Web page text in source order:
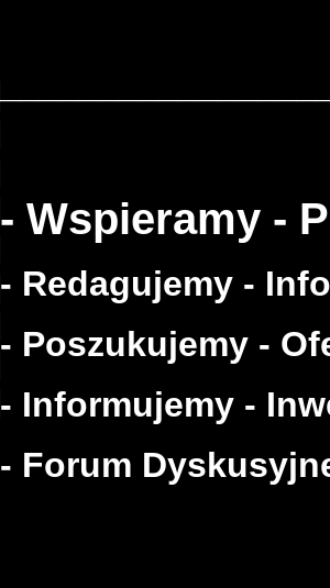
- Wspieramy -
- Redagujemy -
- Poszukujemy -
- Informujemy -
- Forum